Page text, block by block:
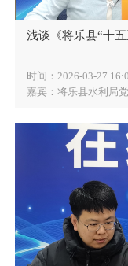
浅谈《将乐县“十
时间：2026-03-27
嘉宾：将乐县水利局